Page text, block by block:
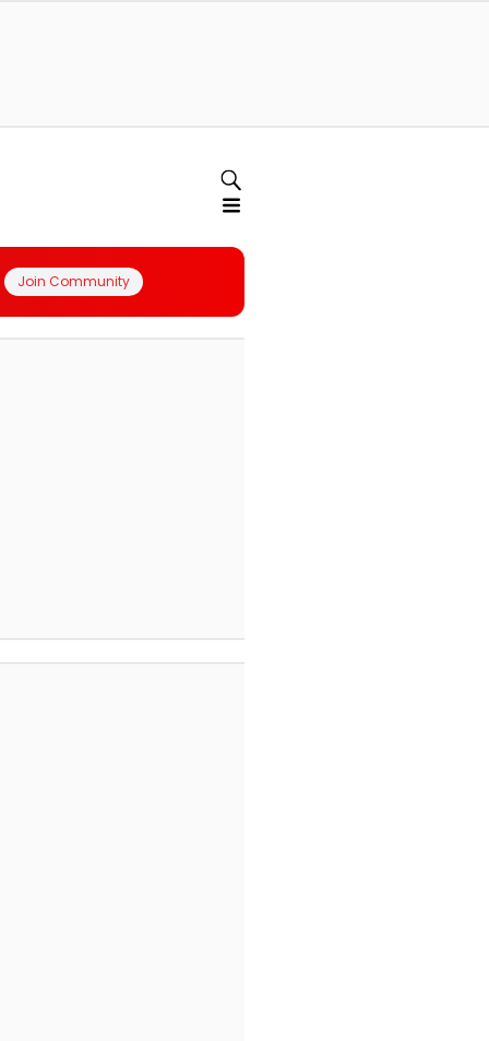
Join Community